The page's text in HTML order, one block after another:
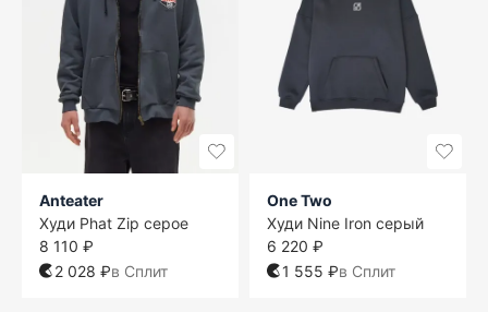
Anteater
Худи Phat Zip серое
8 110 ₽
2 028 ₽в Сплит
One Two
Худи Nine Iron серый
6 220 ₽
1 555 ₽в Сплит